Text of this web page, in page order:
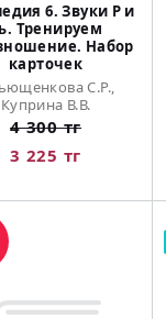
6. Звуки Р и
Тренируем
Набор
карточек
С.Р.,
Куприна В.В.
4 300 тг
3 225 тг